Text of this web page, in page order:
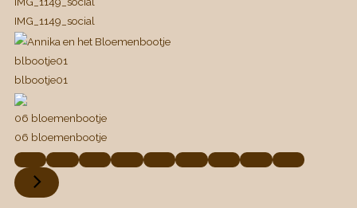
IMG_1149_social
blbootje01
blbootje01
06 bloemenbootje
06 bloemenbootje